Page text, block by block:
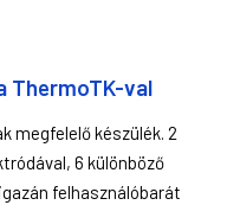
ThermoTK-val
megfelelő készülék. 2
6 különböző
felhasználóbarát